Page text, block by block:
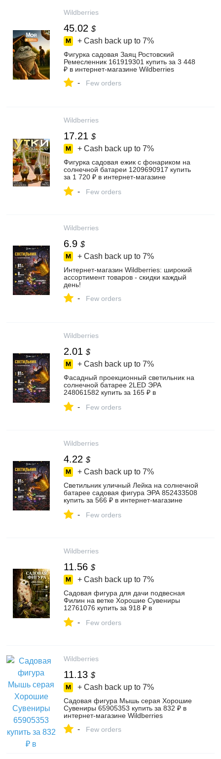
Wildberries
45.02 $
+ Cash back up to 7%
Фигурка садовая Заяц Ростовский
Ремесленник 161919301 купить за 3 448
₽ в интернет‑магазине Wildberries
- Few orders
Wildberries
17.21 $
+ Cash back up to 7%
Фигурка садовая ежик с фонариком на
солнечной батареи 1209690917 купить
за 1 720 ₽ в интернет‑магазине
- Few orders
Wildberries
6.9 $
+ Cash back up to 7%
Интернет‑магазин Wildberries: широкий
ассортимент товаров - скидки каждый
день!
- Few orders
Wildberries
2.01 $
+ Cash back up to 7%
Фасадный проекционный светильник на
солнечной батарее 2LED ЭРА
248061582 купить за 165 ₽ в
- Few orders
Wildberries
4.22 $
+ Cash back up to 7%
Светильник уличный Лейка на солнечной
батарее садовая фигура ЭРА 852433508
купить за 566 ₽ в интернет‑магазине
- Few orders
Wildberries
11.56 $
+ Cash back up to 7%
Садовая фигура для дачи подвесная
Филин на ветке Хорошие Сувениры
12761076 купить за 918 ₽ в
- Few orders
Wildberries
11.13 $
+ Cash back up to 7%
Садовая фигура Мышь серая Хорошие
Сувениры 65905353 купить за 832 ₽ в
интернет‑магазине Wildberries
- Few orders